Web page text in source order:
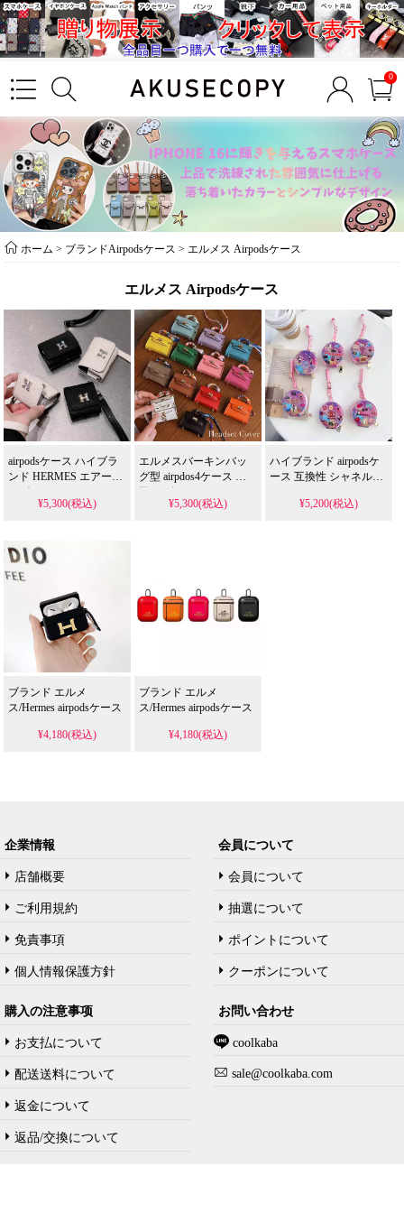
0
ホーム > ブランドAirpodsケース > エルメス Airpodsケース
エルメス Airpodsケース
airpodsケース ハイブラ
ンド HERMES エアーポ
ッズ 4/3/2 proケース レ
ザー 本革 ラインストー
スマホ ストラップ 携带
便利 レデイース NO.1
¥5,300(税込)
エルメスバーキンバッ
グ型 airpdos4ケース 高
級 レザー バーキンイヤ
ホン収納ケース ストラ
¥5,300(税込)
ハイブランド airpodsケ
ース 互換性 シャネル
ストラップ付き 落下防
¥5,200(税込)
ブランド エルメ
ス/Hermes airpodsケース
¥4,180(税込)
ブランド エルメ
ス/Hermes airpodsケース
¥4,180(税込)
企業情報
店舗概要
ご利用規約
免責事項
個人情報保護方針
会員について
会員について
抽選について
ポイントについて
クーポンについて
購入の注意事项
お支払について
配送送料について
返金について
返品/交換について
お問い合わせ
coolkaba
sale@coolkaba.com